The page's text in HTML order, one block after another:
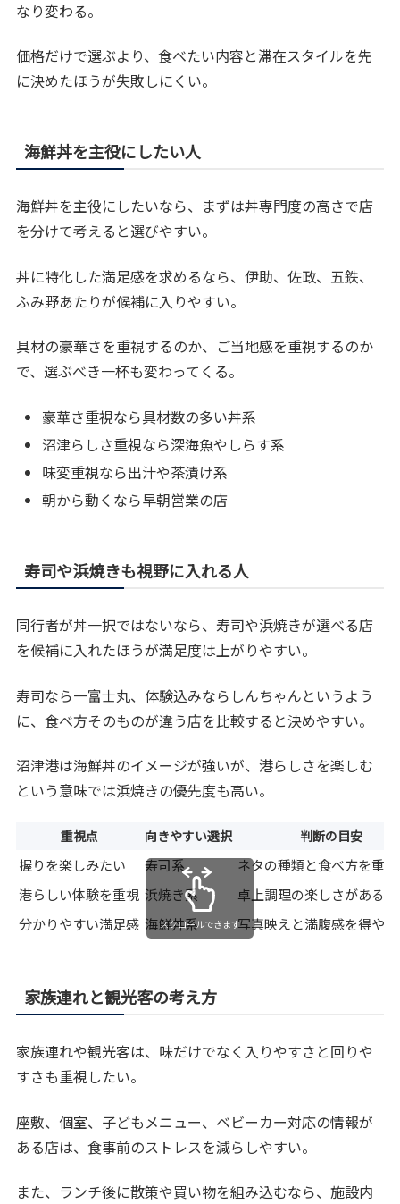
なり変わる。
価格だけで選ぶより、食べたい内容と滞在スタイルを先
に決めたほうが失敗しにくい。
海鮮丼を主役にしたい人
海鮮丼を主役にしたいなら、まずは丼専門度の高さで店
を分けて考えると選びやすい。
丼に特化した満足感を求めるなら、伊助、佐政、五鉄、
ふみ野あたりが候補に入りやすい。
具材の豪華さを重視するのか、ご当地感を重視するのか
で、選ぶべき一杯も変わってくる。
豪華さ重視なら具材数の多い丼系
沼津らしさ重視なら深海魚やしらす系
味変重視なら出汁や茶漬け系
朝から動くなら早朝営業の店
寿司や浜焼きも視野に入れる人
同行者が丼一択ではないなら、寿司や浜焼きが選べる店
を候補に入れたほうが満足度は上がりやすい。
寿司なら一富士丸、体験込みならしんちゃんというよう
に、食べ方そのものが違う店を比較すると決めやすい。
沼津港は海鮮丼のイメージが強いが、港らしさを楽しむ
という意味では浜焼きの優先度も高い。
重視点 向きやすい選択 判断の目安
握りを楽しみたい 寿司系
ネタの種類と食べ方を重
港らしい体験を重視 浜焼き系
卓上調理の楽しさがある
分かりやすい満足感 海鮮丼系 写真映えと満腹感を得や
スクロールできます
家族連れと観光客の考え方
家族連れや観光客は、味だけでなく入りやすさと回りや
すさも重視したい。
座敷、個室、子どもメニュー、ベビーカー対応の情報が
ある店は、食事前のストレスを減らしやすい。
また、ランチ後に散策や買い物を組み込むなら、施設内